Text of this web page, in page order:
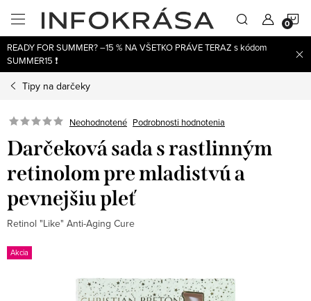
obsah
READY FOR SUMMER? –15 % NA VŠETKO PRÁVE TERAZ s kódom
SUMMER15 ❗
Tipy na darčeky
Neohodnotené Podrobnosti hodnotenia
Darčeková sada s rastlinným
retinolom pre mladistvú a
pevnejšiu pleť
Retinol "Like" Anti-Aging Cure
Akcia